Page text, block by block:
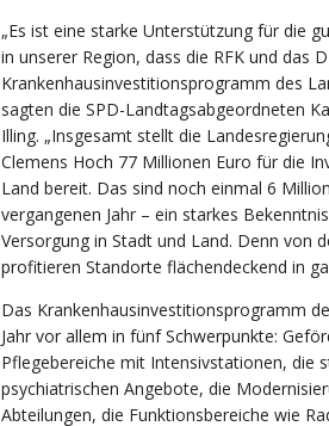
„Es ist eine starke Unterstützung für die
in unserer Region, dass die RFK und das
Krankenhausinvestitionsprogramm des
sagten die SPD-Landtagsabgeordneten
Illing. „Insgesamt stellt die
Clemens Hoch 77 Millionen Euro für die
Land bereit. Das sind noch einmal 6
vergangenen Jahr – ein starkes
Versorgung in Stadt und Land. Denn von
profitieren Standorte flächendeckend in
Das Krankenhausinvestitionsprogramm
Jahr vor allem in fünf Schwerpunkte:
Pflegebereiche mit Intensivstationen, die
psychiatrischen Angebote, die
Abteilungen, die Funktionsbereiche wie